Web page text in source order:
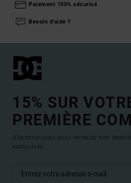
Paiement 100% sécurisé
Besoin d'aide ?
15% SUR
PREMIÈRE
Abonnez-vous pour recevoir nos
exclusives.